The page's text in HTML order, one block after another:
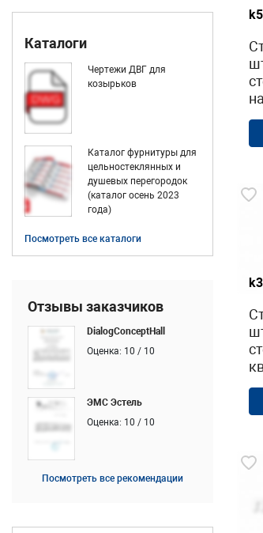
Каталоги
Чертежи ДВГ для
козырьков
Каталог фурнитуры для
цельностеклянных и
душевых перегородок
(каталог осень 2023
года)
Посмотреть все каталоги
Отзывы заказчиков
DialogConceptHall
Оценка: 10 / 10
ЭМС Эстель
Оценка: 10 / 10
Посмотреть все рекомендации